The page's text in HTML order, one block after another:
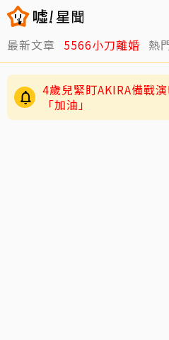
最新文章 5566小刀離婚 熱
29歲男偶像「寵粉」誤
呼籲遵守法規
4歲兒緊盯AKIRA備戰
「加油」